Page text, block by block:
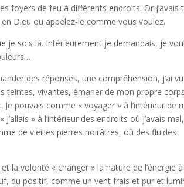
foyers de feu à différents endroits. Or j’avais
Dieu ou appelez-le comme vous voulez.
je sois là. Intérieurement je demandais, je
des réponses, une compréhension, j’ai vu
teintes, vivantes, émaner de mon propre
pouvais comme « voyager » à l’intérieur de
» à l’intérieur des endroits où j’avais
de vieilles pierres noirâtres, où des fluides
la volonté « changer » la nature de l’énergie
du positif, comme un vent frais et pur et